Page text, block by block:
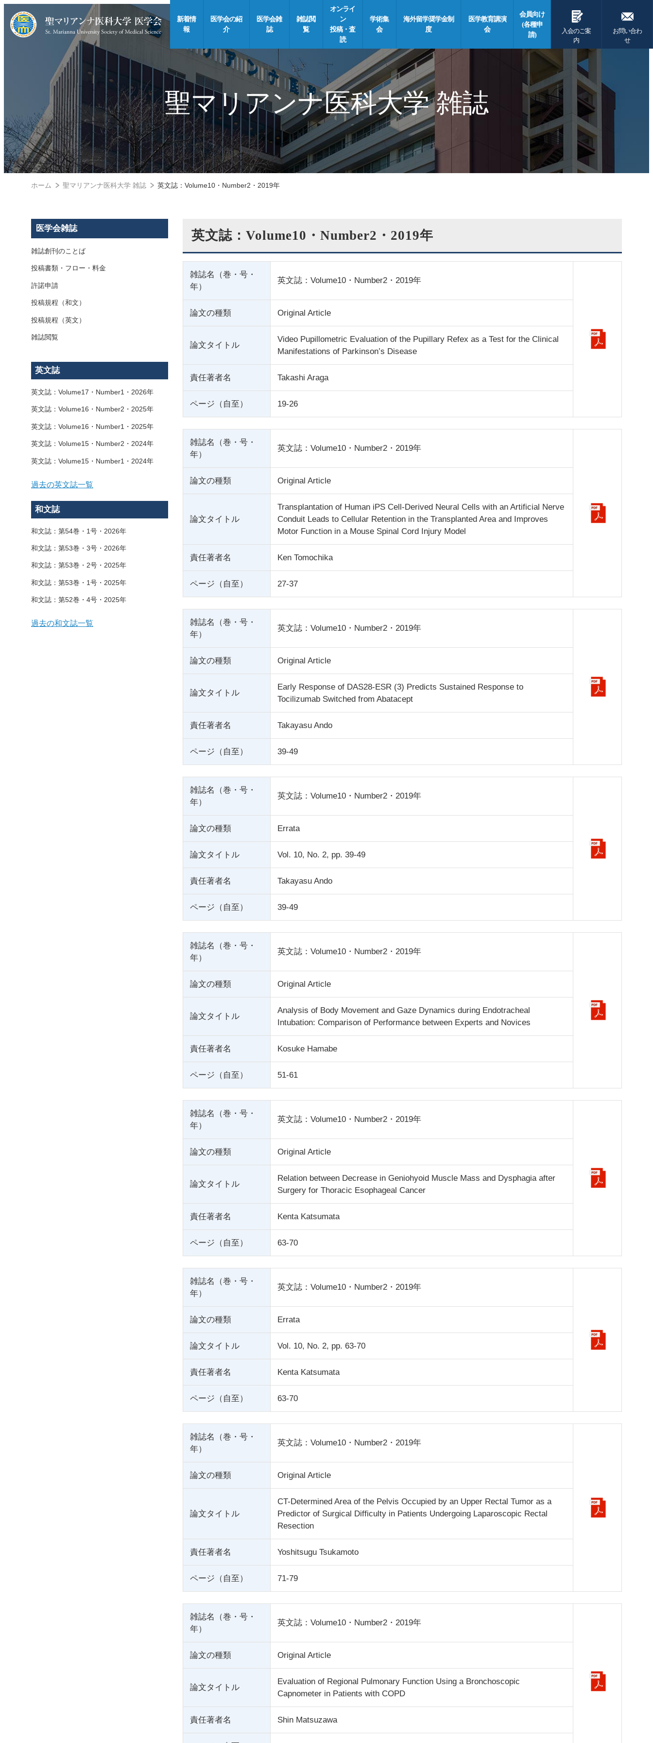
新着情
報
医学会の紹
介
医学会雑
誌
雑誌閲
覧
オンライ
ン
投稿・査
読
学術集
会
海外留学奨学金制
度
医学教育講演
会
会員向け
(各種申
請)
G
入会のご案
内
F
お問い合わ
せ
聖マリアンナ医科大学 雑誌
ホーム 聖マリアンナ医科大学 雑誌 英文誌：Volume10・Number2・2019年
英文誌：Volume10・Number2・2019年
雑誌名（巻・号・
年）
英文誌：Volume10・Number2・2019年
論文の種類 Original Article
論文タイトル
Video Pupillometric Evaluation of the Pupillary Refex as a Test for the Clinical
Manifestations of Parkinson’s Disease
責任著者名 Takashi Araga
ページ（自至） 19-26
雑誌名（巻・号・
年）
英文誌：Volume10・Number2・2019年
論文の種類 Original Article
論文タイトル
Transplantation of Human iPS Cell-Derived Neural Cells with an Artificial Nerve
Conduit Leads to Cellular Retention in the Transplanted Area and Improves
Motor Function in a Mouse Spinal Cord Injury Model
責任著者名 Ken Tomochika
ページ（自至） 27-37
雑誌名（巻・号・
年）
英文誌：Volume10・Number2・2019年
論文の種類 Original Article
論文タイトル
Early Response of DAS28-ESR (3) Predicts Sustained Response to
Tocilizumab Switched from Abatacept
責任著者名 Takayasu Ando
ページ（自至） 39-49
雑誌名（巻・号・
年）
英文誌：Volume10・Number2・2019年
論文の種類 Errata
論文タイトル Vol. 10, No. 2, pp. 39-49
責任著者名 Takayasu Ando
ページ（自至） 39-49
雑誌名（巻・号・
年）
英文誌：Volume10・Number2・2019年
論文の種類 Original Article
論文タイトル
Analysis of Body Movement and Gaze Dynamics during Endotracheal
Intubation: Comparison of Performance between Experts and Novices
責任著者名 Kosuke Hamabe
ページ（自至） 51-61
雑誌名（巻・号・
年）
英文誌：Volume10・Number2・2019年
論文の種類 Original Article
論文タイトル
Relation between Decrease in Geniohyoid Muscle Mass and Dysphagia after
Surgery for Thoracic Esophageal Cancer
責任著者名 Kenta Katsumata
ページ（自至） 63-70
雑誌名（巻・号・
年）
英文誌：Volume10・Number2・2019年
論文の種類 Errata
論文タイトル Vol. 10, No. 2, pp. 63-70
責任著者名 Kenta Katsumata
ページ（自至） 63-70
雑誌名（巻・号・
年）
英文誌：Volume10・Number2・2019年
論文の種類 Original Article
論文タイトル
CT-Determined Area of the Pelvis Occupied by an Upper Rectal Tumor as a
Predictor of Surgical Difficulty in Patients Undergoing Laparoscopic Rectal
Resection
責任著者名 Yoshitsugu Tsukamoto
ページ（自至） 71-79
雑誌名（巻・号・
年）
英文誌：Volume10・Number2・2019年
論文の種類 Original Article
論文タイトル
Evaluation of Regional Pulmonary Function Using a Bronchoscopic
Capnometer in Patients with COPD
責任著者名 Shin Matsuzawa
医学会雑誌
雑誌創刊のことば
投稿書類・フロー・料金
許諾申請
投稿規程（和文）
投稿規程（英文）
雑誌閲覧
英文誌
英文誌：Volume17・Number1・2026年
英文誌：Volume16・Number2・2025年
英文誌：Volume16・Number1・2025年
英文誌：Volume15・Number2・2024年
英文誌：Volume15・Number1・2024年
過去の英文誌一覧
和文誌
和文誌：第54巻・1号・2026年
和文誌：第53巻・3号・2026年
和文誌：第53巻・2号・2025年
和文誌：第53巻・1号・2025年
和文誌：第52巻・4号・2025年
過去の和文誌一覧